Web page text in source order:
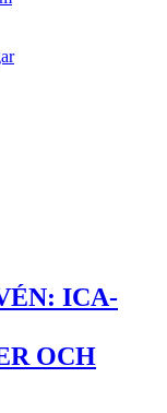
ICA-
OCH